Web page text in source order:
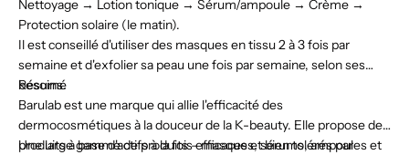
Nettoyage → Lotion tonique → Sérum/ampoule → Crème →
Protection solaire (le matin).
Il est conseillé d'utiliser des masques en tissu 2 à 3 fois par
semaine et d'exfolier sa peau une fois par semaine, selon ses
besoins.
Résumé
Barulab est une marque qui allie l'efficacité des
dermocosmétiques à la douceur de la K-beauty. Elle propose des
produits à base d'actifs à la fois efficaces et bien tolérés par
Une large gamme de produits – masques, sérums, ampoules et